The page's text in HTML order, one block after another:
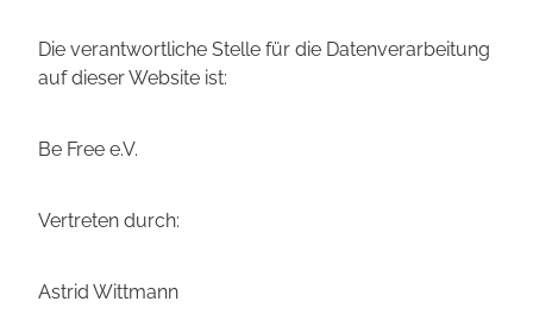
Die verantwortliche Stelle für die Datenverarbeitung
auf dieser Website ist:
Be Free e.V.
Vertreten durch:
Astrid Wittmann